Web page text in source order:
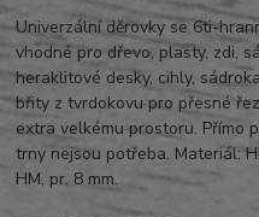
Univerzální děrovky se 6ti-
vhodné pro dřevo, plasty, zdi,
heraklitové desky, cihly,
břity z tvrdokovu pro přesné
extra velkému prostoru. Přímo
trny nejsou potřeba. Materiál:
HM, pr. 8 mm.